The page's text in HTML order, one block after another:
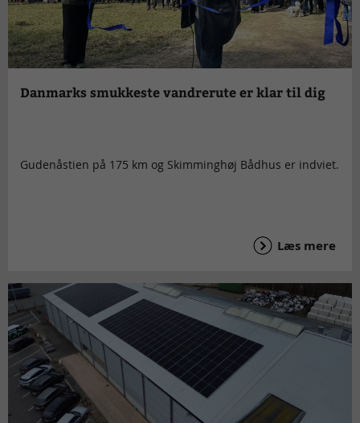
Danmarks smukkeste vandrerute er klar til dig
Gudenåstien på 175 km og Skimminghøj Bådhus er indviet.
Læs mere